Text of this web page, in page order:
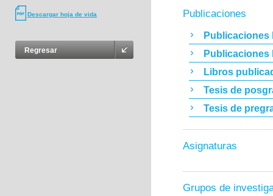
Descargar hoja de vida
Regresar
Publicaciones
Publicaciones
Publicaciones
Libros
Tesis de
Tesis de
Asignaturas
Grupos de